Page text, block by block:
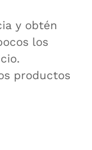
y obtén
los
productos